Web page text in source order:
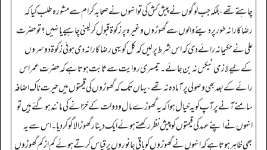
چاہتے تھے، بلکہ جب لوگوں نے پیش کش کی تو انہوں نے صحابہ کرام سےمشورہ طلب کیا کہ
رضا کارانہ طور پر دینے والوں سے گھوڑوں وغیرہ پر زکوۃ قبول کر لینی چاہیے یا نہیں؟ تو حضرت
علی نے حکیمانہ رائے دی کہ اس شرط پر لیں کہ کل کو یہی رضاکارانہ دی ہوئی زکوۃ دوسروں
کے لیے لازمی ٹیکس نہ بن جائے۔ تیسری روایت سے ثابت ہوتا ہے کہ حضرت عمر اس
رائے کے بعد بھی وصولی پر آمادہ نہ تھے، یہاں تک کہ گھوڑوں کی قیمتوں میں حیرت ناک اضافہ
سامنے آنے پر آپ کو یہ خیال ہوا کہ یہ گھوڑے مال و دولت کے خزانے کی مانند ہو گئے ہیں تو
انہوں نےاپنے عہد کی قیمتوں کو پیش نظر رکھتے ہوئے ایک دینار گھوڑا لاگو کر دیا۔ اس سے یہ
بھی ظاہر ہوتا ہے کہ انہوں نے گھوڑوں کو باقی جانوروں پر قیاس کرتے ہوئے کم از کم گھوڑوں